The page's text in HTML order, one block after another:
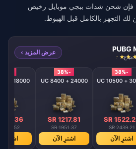
فإن شحن شدات ببجي موبايل رخيص
عرض المزيد ›
-38%
30000
SR
SR 2439.21
اشترِ الآن
-38%
24000 + 8400 UC
SR 1217.81
SR 1951.37
اشترِ الآن
18000 + 6300 UC
913.36
1463.52
اشترِ